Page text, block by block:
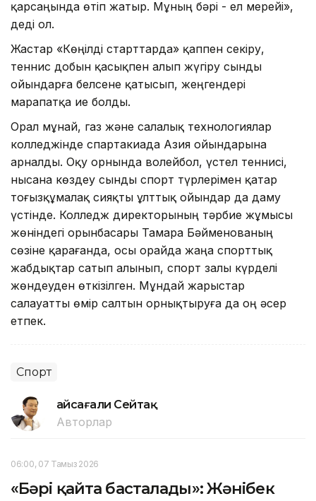
қарсаңында өтіп жатыр. Мұның бәрі - ел мерейі»,
деді ол.
Жастар «Көңілді старттарда» қаппен секіру,
теннис добын қасықпен алып жүгіру сынды
ойындарға белсене қатысып, жеңгендері
марапатқа ие болды.
Орал мұнай, газ және салалық технологиялар
колледжінде спартакиада Азия ойындарына
арналды. Оқу орнында волейбол, үстел теннисі,
нысана көздеу сынды спорт түрлерімен қатар
тоғызқұмалақ сияқты ұлттық ойындар да даму
үстінде. Колледж директорының тәрбие жұмысы
жөніндегі орынбасары Тамара Бәйменованың
сөзіне қарағанда, осы орайда жаңа спорттық
жабдықтар сатып алынып, спорт залы күрделі
жөндеуден өткізілген. Мұндай жарыстар
салауатты өмір салтын орнықтыруға да оң әсер
етпек.
Спорт
Ғайсағали Сейтақ
Авторлар
06:00, 07 Тамыз 2026
«Бәрі қайта басталады»: Жәнібек